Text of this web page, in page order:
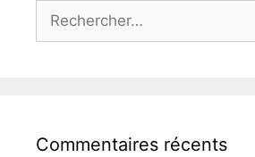
Rechercher :
Commentaires récents